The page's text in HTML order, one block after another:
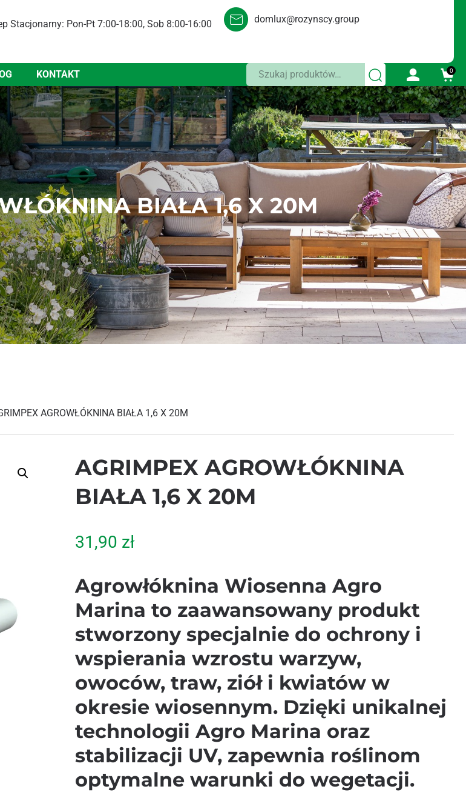
Stacjonarny: Pon-Pt 7:00-18:00, Sob 8:00-16:00 domlux@rozynscy.group
KONTAKT Szukaj: 0
BIAŁA 1,6 X 20M
AGROWŁÓKNINA BIAŁA 1,6 X 20M
AGRIMPEX AGROWŁÓKNINA
BIAŁA 1,6 X 20M
31,90 zł
Agrowłóknina Wiosenna Agro
Marina to zaawansowany produkt
stworzony specjalnie do ochrony i
wspierania wzrostu warzyw,
owoców, traw, ziół i kwiatów w
okresie wiosennym. Dzięki unikalnej
technologii Agro Marina oraz
stabilizacji UV, zapewnia roślinom
optymalne warunki do wegetacji.